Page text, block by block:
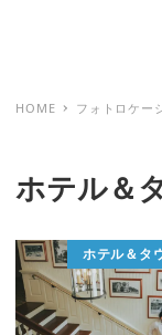
HOME フォトロケー
ホテル＆
ホテル＆タ